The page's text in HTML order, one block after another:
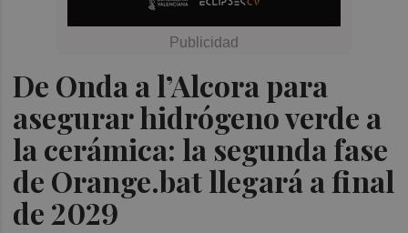
De Onda a l’Alcora para
asegurar hidrógeno verde a
la cerámica: la segunda fase
de Orange.bat llegará a final
de 2029